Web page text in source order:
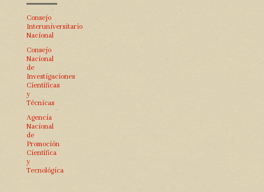
Consejo
Interuniversitario
Nacional
Consejo
Nacional
de
Investigaciones
Científicas
y
Técnicas
Agencia
Nacional
de
Promoción
Científica
y
Tecnológica